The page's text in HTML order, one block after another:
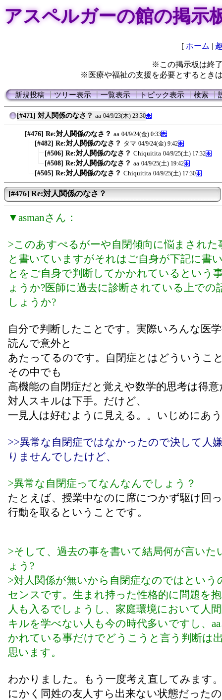
アスペルガーの館の掲示
[ ホーム |
※この掲示板は終
※医療や福祉の支援を必要とするとき
新規投稿┃ツリー表示┃一覧表示┃トピック表示┃検索┃
[#471] 対人関係のなさ？ aa 04/9/23(木) 23:30
[#476] Re:対人関係のなさ？ aa 04/9/24(金) 0:33
[#482] Re:対人関係のなさ？ タマ 04/9/24(金) 9:42
[#506] Re:対人関係のなさ？ Chiquitita 04/9/25(土) 17:32
[#508] Re:対人関係のなさ？ aa 04/9/25(土) 19:42
[#505] Re:対人関係のなさ？ Chiquitita 04/9/25(土) 17:30
[#476] Re:対人関係のなさ？
▼asmanさん：
>このあすぺるがーや自閉傾向に悩まされた
と書いていますがそれはご自身が下記に書
とをご自身で判断してかかれているという
ょうか?医師に過去に診断されている上での
しょうか?
自分で判断したことです。実際いろんな医
読んで意外と
あたってるのです。自閉症とはどういうこ
その中でも
高機能の自閉症だと覚えや数学的思考は得
対人スキルは下手。だけど、
一見人は好むように見える。。いじめにあ
>>異常な自閉症ではなかったので決して人
りませんでしたけど、
>異常な自閉症ってなんなんでしょう？
たとえば、授業中なのに席につかず駆け回
行動を取るということです。
>そして、過去の事を書いて結局何が言いた
ょう?
>対人関係が無いから自閉症なのではという
センスです。生まれ持った性格的に問題を
人も入るでしょうし、家庭環境において人
キルを学べない人も今の時代多いですし、
かれている事だけでどうこうと言う判断は
思います。
わかりました。もう一度考え直してみます
にかく同姓の友人すら出来ない状態だった